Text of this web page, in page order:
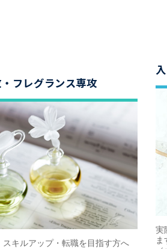
フレグランス専攻
キルアップ・転職を目指す方へ
実
ま